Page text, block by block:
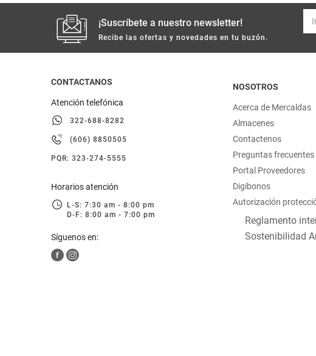
¡Suscríbete a nuestro newsletter!
Recibe las ofertas y novedades en tu buzón.
CONTACTANOS
Atención telefónica
322-688-8282
(606) 8850505
PQR: 323-274-5555
Horarios atención
L-S: 7:30 am - 8:00 pm
D-F: 8:00 am - 7:00 pm
Síguenos en:
NOSOTROS
Acerca de Mercaldas
Almacenes
Contactenos
Preguntas frecuentes
Portal Proveedores
Digibonos
Autorización
Reglamento
Sostenibilidad